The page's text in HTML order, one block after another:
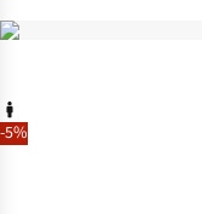
-5%